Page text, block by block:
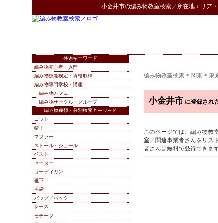
小金井市の編み物教室検索／所在地エリア
編み物教室検索 > 関東 > 東
小金井市 に登録され
このページでは、編み物教
室／関連事業者さんをリス
者さんは無料で登録できま
検索キーワード
編み物初心者・入門
編み物技能検定・資格取得
編み物専門学校・講座
編み物カフェ
編み物サークル・グループ
編み物種類・分別検索キーワード
ニット
帽子
マフラー
ストール・ショール
ベスト
セーター
カーディガン
靴下
手袋
バッグ／バック
レース
モチーフ